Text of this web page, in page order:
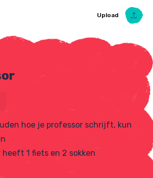
Upload
Upload Ezelsbruggetje
hoe je professor schrijft, kun
heeft 1 fiets en 2 sokken